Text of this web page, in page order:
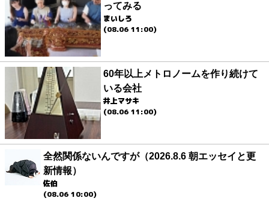
ってみる
まいしろ
(08.06 11:00)
60年以上メトロノームを作り続けて
いる会社
井上マサキ
(08.06 11:00)
全然関係ないんですが（2026.8.6 朝エッセイと更
新情報）
佐伯
(08.06 10:00)